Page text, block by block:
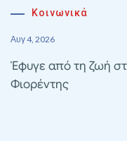
Κοινωνικά
Αυγ 4, 2026
Έφυγε από τη ζωή
Φιορέντης